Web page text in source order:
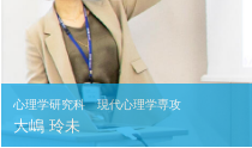
心理学研究科 現代心理学専攻
大嶋 玲未